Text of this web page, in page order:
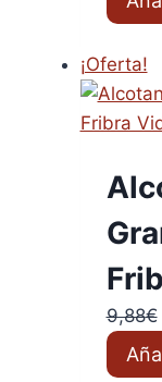
¡Oferta!
9,88€